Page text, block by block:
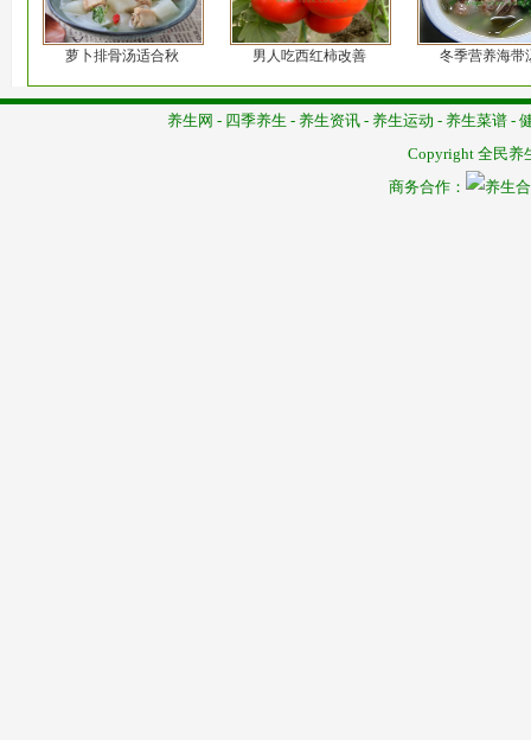
萝卜排骨汤适合秋 男人吃西红柿改善 冬季营养海带
养生网 - 四季养生 - 养生资讯 - 养生运动 - 养生菜谱 -
Copyright 全民养
商务合作：